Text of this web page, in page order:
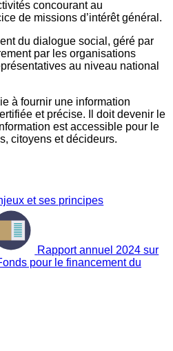
concourant au
de missions d’intérêt général.
du dialogue social, géré par
par les organisations
au niveau national
à fournir une information
et précise. Il doit devenir le
est accessible pour le
citoyens et décideurs.
et ses principes
Rapport annuel 2024 sur
pour le financement du